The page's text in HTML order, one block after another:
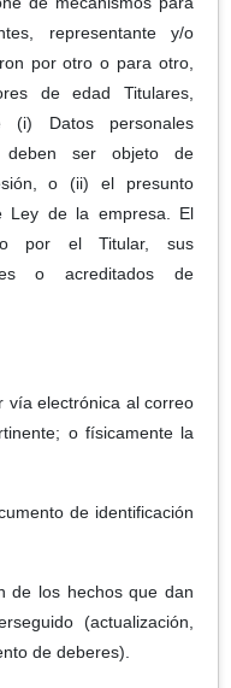
representante y/o
por otro o para otro,
de edad Titulares,
(i) Datos personales
ser objeto de
o (ii) el presunto
Ley de la empresa. El
por el Titular, sus
o acreditados de
vía electrónica al correo
o físicamente la
de identificación
de los hechos que dan
(actualización,
de deberes).